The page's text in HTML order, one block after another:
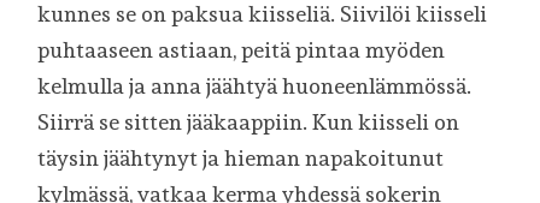
kunnes se on paksua kiisseliä. Siivilöi kiisseli
puhtaaseen astiaan, peitä pintaa myöden
kelmulla ja anna jäähtyä huoneenlämmössä.
Siirrä se sitten jääkaappiin. Kun kiisseli on
täysin jäähtynyt ja hieman napakoitunut
kylmässä, vatkaa kerma yhdessä sokerin